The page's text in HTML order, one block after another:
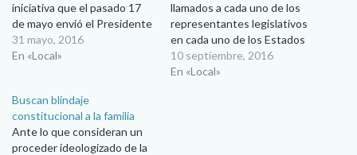
iniciativa que el pasado 17
de mayo envió el Presidente
Enrique Peña Nieto a la
Cámara de Diputados para
como un derecho humano”
que las personas del mismo
sexo…
31 mayo, 2016
En «Local»
llamados a cada uno de los
representantes legislativos
en cada uno de los Estados
de la República, el Frente
Nacional por la Familia
10 septiembre, 2016
En «Local»
Buscan blindaje
constitucional a la familia
Ante lo que consideran un
proceder ideologizado de la